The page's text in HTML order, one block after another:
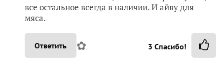
все остальное всегда в наличии. И айву для
мяса.
Ответить ✿ 3 Спасибо!